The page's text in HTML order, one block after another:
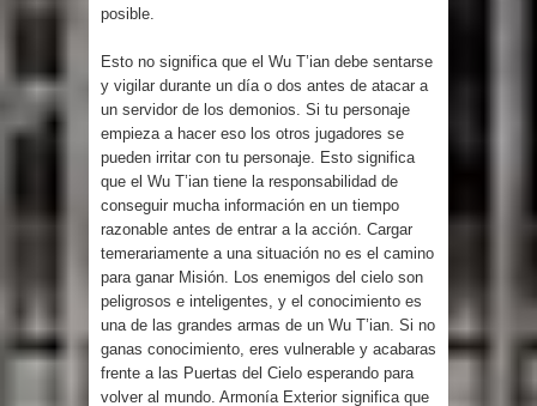
posible.
Esto no significa que el Wu T’ian debe sentarse
y vigilar durante un día o dos antes de atacar a
un servidor de los demonios. Si tu personaje
empieza a hacer eso los otros jugadores se
pueden irritar con tu personaje. Esto significa
que el Wu T’ian tiene la responsabilidad de
conseguir mucha información en un tiempo
razonable antes de entrar a la acción. Cargar
temerariamente a una situación no es el camino
para ganar Misión. Los enemigos del cielo son
peligrosos e inteligentes, y el conocimiento es
una de las grandes armas de un Wu T’ian. Si no
ganas conocimiento, eres vulnerable y acabaras
frente a las Puertas del Cielo esperando para
volver al mundo. Armonía Exterior significa que